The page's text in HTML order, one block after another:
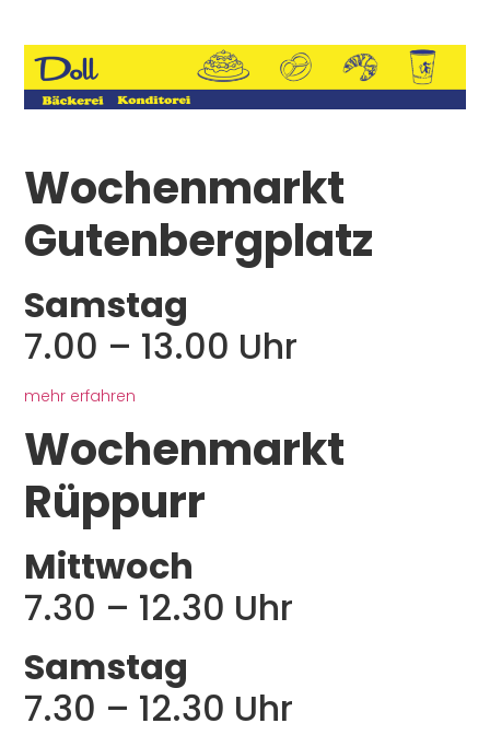
Wochenmarkt
Gutenbergplatz
Samstag
7.00 – 13.00 Uhr
mehr erfahren
Wochenmarkt
Rüppurr
Mittwoch
7.30 – 12.30 Uhr
Samstag
7.30 – 12.30 Uhr